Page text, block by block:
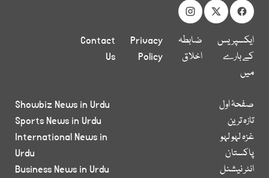
ایکسپریس
کے بارے
میں
ضابطہ
اخلاق
Privacy
Policy
Contact
Us
صفحۂ اول
تازہ ترین
غزہ لہو لہو
پاکستان
انٹر نیشنل
Showbiz News in Urdu
Sports News in Urdu
International News in
Urdu
Business News in Urdu